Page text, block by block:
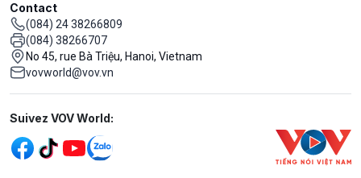
Contact
(084) 24 38266809
(084) 38266707
No 45, rue Bà Triệu, Hanoi, Vietnam
vovworld@vov.vn
Mạng xã hội
Suivez VOV World: